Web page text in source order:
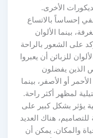
الأخرى.
إحساساً بالاتساع
بينما الألوان
الشعور بالراحة
للزبائن أن يعبروا
يفضلون
أو الأصفر، بينما
لمظهر أكثر راحة.
يؤثر بشكل كبير على
هناك العديد
والمكان. يمكن أن